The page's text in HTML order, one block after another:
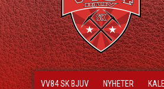
VV84 SK BJUV NYHETER